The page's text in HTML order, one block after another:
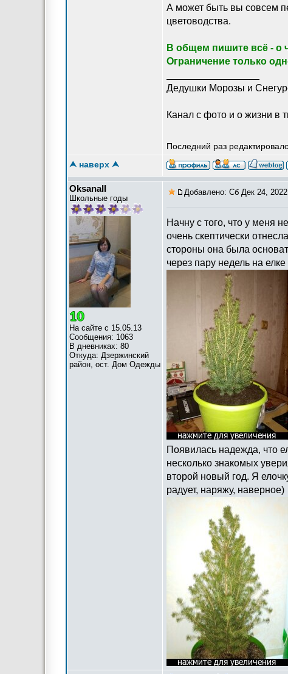
А может быть вы совсем
цветоводства.
В общем пишите всё - о
Ограничение только
Дедушки Морозы и
Канал с фото и о жизни в
Последний раз
⮝ наверх ⮝
OksanaII
Школьные годы
На сайте с 15.05.13
Сообщения: 1063
В дневниках: 80
Откуда: Дзержинский
район, ост. Дом Одежды
Добавлено: Сб Дек 24,
Начну с того, что у меня
очень скептически
стороны она была
через пару недель на
Появилась надежда, что
несколько знакомых
второй новый год. Я
радует, наряжу, наверное)